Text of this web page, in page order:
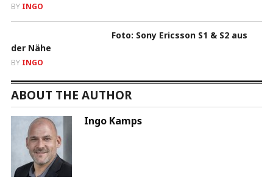
BY INGO
Foto: Sony Ericsson S1 & S2 aus
der Nähe
BY INGO
ABOUT THE AUTHOR
Ingo Kamps